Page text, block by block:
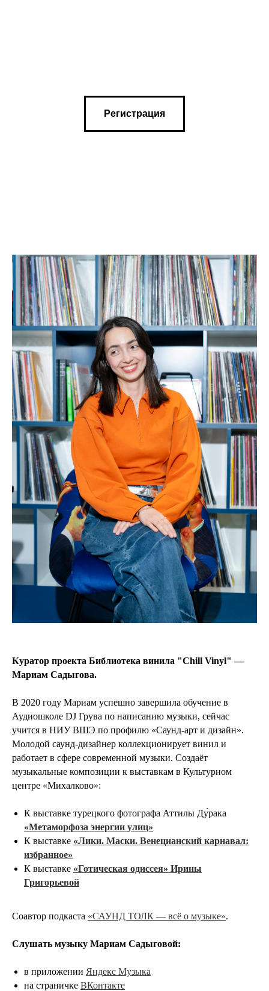
Регистрация
Куратор проекта Библиотека винила "Chill Vinyl" —
Мариам Садыгова.
В 2020 году Мариам успешно завершила обучение в
Аудиошколе DJ Грува по написанию музыки, сейчас
учится в НИУ ВШЭ по профилю «Саунд-арт и дизайн».
Молодой саунд-дизайнер коллекционирует винил и
работает в сфере современной музыки. Cоздаёт
музыкальные композиции к выставкам в Культурном
центре «Михалково»:
К выставке турецкого фотографа Аттилы Ду́рака
«Метаморфоза энергии улиц»
К выставке «Лики. Маски. Венецианский карнавал:
избранное»
К выставке «Готическая одиссея» Ирины
Григорьевой
Соавтор подкаста «САУНД ТОЛК — всё о музыке».
Слушать музыку Мариам Садыговой:
в приложении Яндекс Музыка
на страничке ВКонтакте